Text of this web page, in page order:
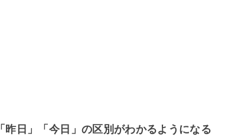
「昨日」「今日」の区別がわかるようになる